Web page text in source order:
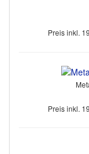
Preis inkl.
Preis inkl.